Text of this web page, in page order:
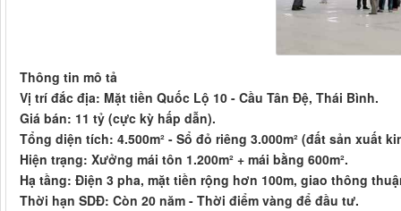
Thông tin mô tả
Vị trí đắc địa: Mặt tiền Quốc Lộ 10 - Cầu Tân Đệ, Thái Bình.
Giá bán: 11 tỷ (cực kỳ hấp dẫn).
Tổng diện tích: 4.500m² - Sổ đỏ riêng 3.000m² (đất sản xuất
Hiện trạng: Xưởng mái tôn 1.200m² + mái bằng 600m².
Hạ tầng: Điện 3 pha, mặt tiền rộng hơn 100m, giao thông
Thời hạn SDĐ: Còn 20 năm - Thời điểm vàng để đầu tư.